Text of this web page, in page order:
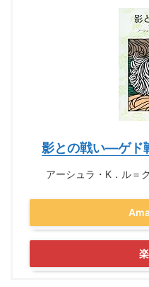
影との戦い―ゲド
アーシュラ・K．ル＝